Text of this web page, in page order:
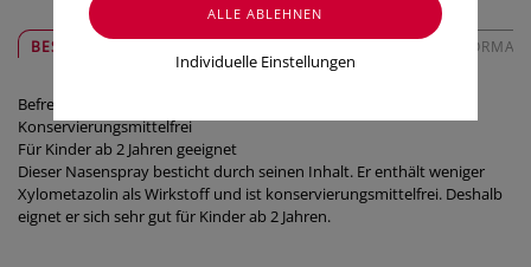
BESCHREIBUNG
Befreit die Nase schnell und mit weniger Wirkstoff
Konservierungsmittelfrei
Für Kinder ab 2 Jahren geeignet
Dieser Nasenspray besticht durch seinen Inhalt. Er enthält weniger
Xylometazolin als Wirkstoff und ist konservierungsmittelfrei. Deshalb
eignet er sich sehr gut für Kinder ab 2 Jahren.
Individuelle Einstellungen